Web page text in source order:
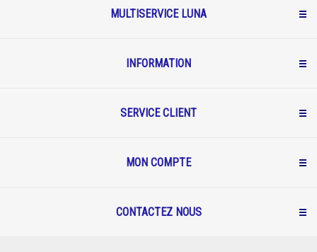
MULTISERVICE LUNA
INFORMATION
SERVICE CLIENT
MON COMPTE
CONTACTEZ NOUS